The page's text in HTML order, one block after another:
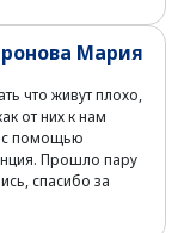
что живут плохо,
от них к нам
с помощью
Прошло пару
спасибо за